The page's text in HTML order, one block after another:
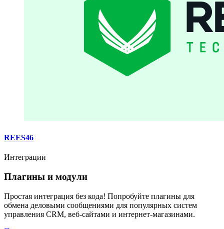
REES46
Интеграции
Плагины и модули
Простая интеграция без кода! Попробуйте плагины для
обмена деловыми сообщениями для популярных систем
управления CRM, веб-сайтами и интернет-магазинами.